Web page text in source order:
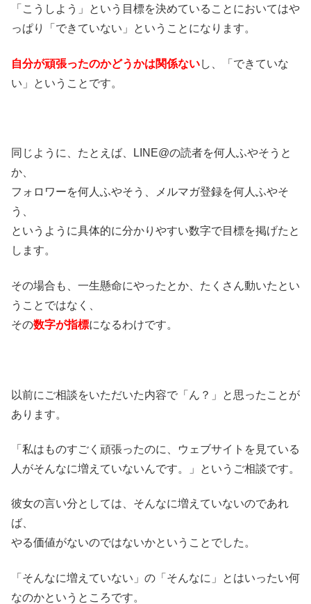
「こうしよう」という目標を決めていることにおいてはや
っぱり「できていない」ということになります。
自分が頑張ったのかどうかは関係ないし、「できていな
い」ということです。
同じように、たとえば、LINE@の読者を何人ふやそうと
か、
フォロワーを何人ふやそう、メルマガ登録を何人ふやそ
う、
というように具体的に分かりやすい数字で目標を掲げたと
します。
その場合も、一生懸命にやったとか、たくさん動いたとい
うことではなく、
その数字が指標になるわけです。
以前にご相談をいただいた内容で「ん？」と思ったことが
あります。
「私はものすごく頑張ったのに、ウェブサイトを見ている
人がそんなに増えていないんです。」というご相談です。
彼女の言い分としては、そんなに増えていないのであれ
ば、
やる価値がないのではないかということでした。
「そんなに増えていない」の「そんなに」とはいったい何
なのかというところです。